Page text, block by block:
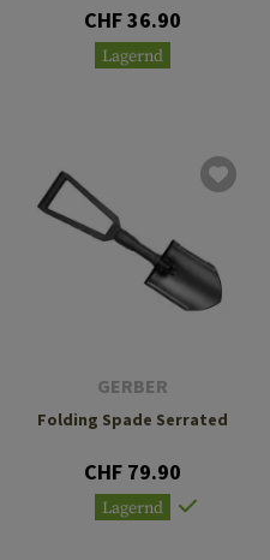
CHF 36.90
Lagernd
GERBER
Folding Spade Serrated
CHF 79.90
Lagernd